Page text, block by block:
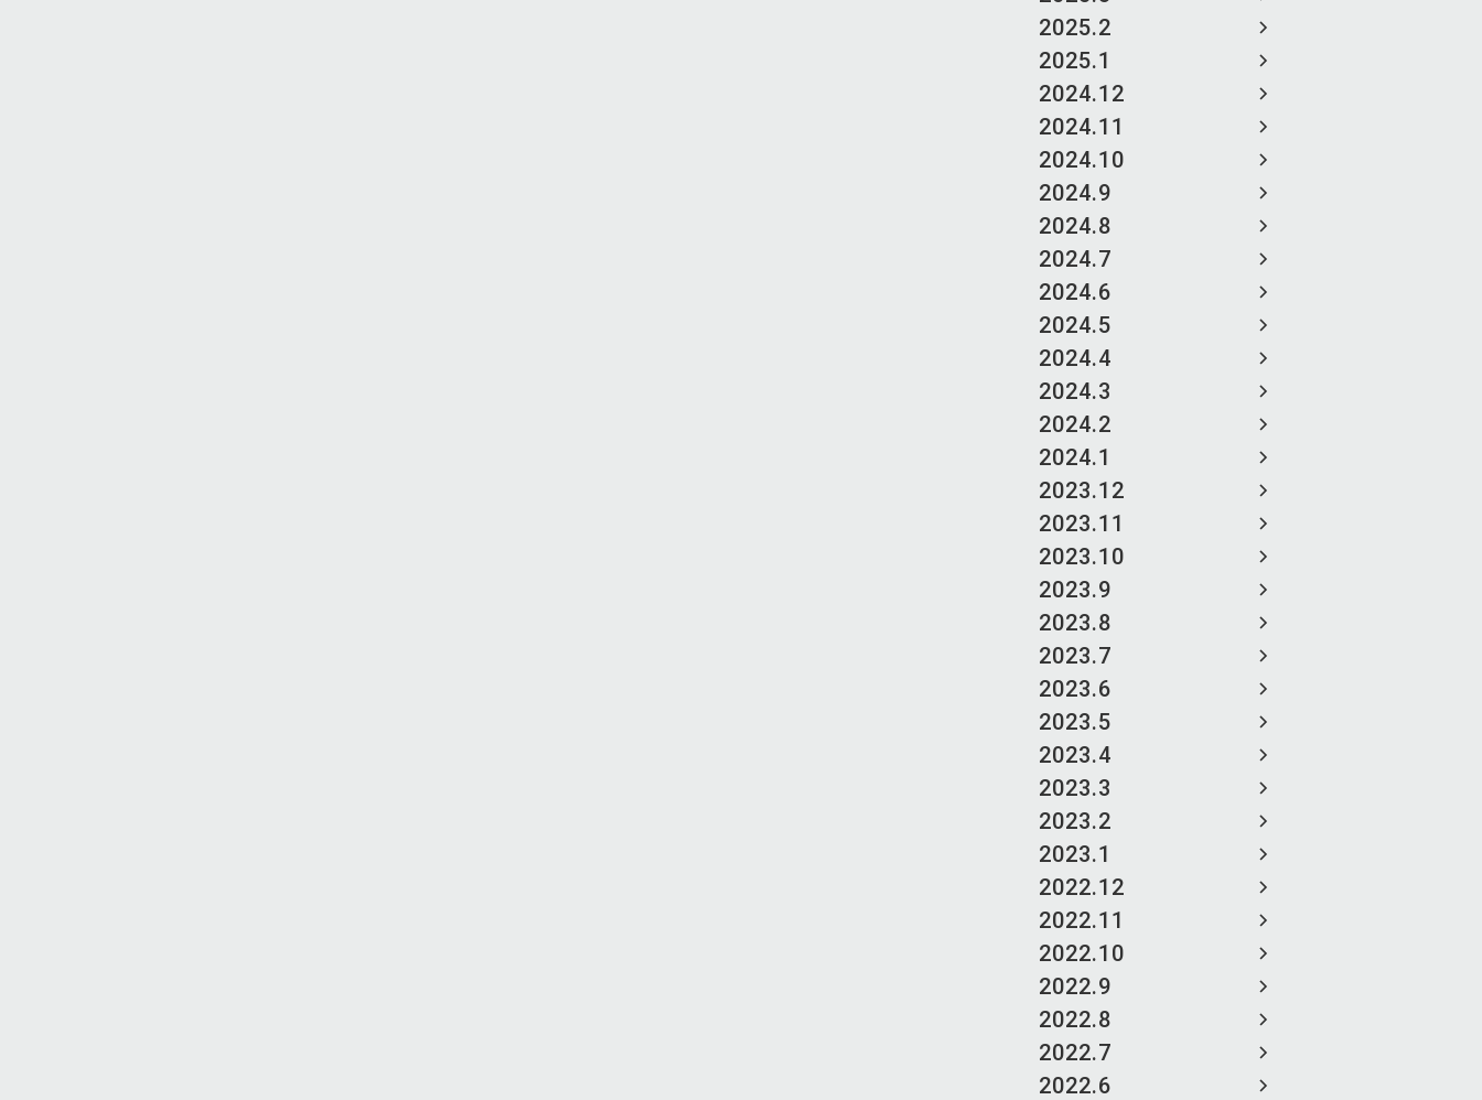
2025.2
2025.1
2024.12
2024.11
2024.10
2024.9
2024.8
2024.7
2024.6
2024.5
2024.4
2024.3
2024.2
2024.1
2023.12
2023.11
2023.10
2023.9
2023.8
2023.7
2023.6
2023.5
2023.4
2023.3
2023.2
2023.1
2022.12
2022.11
2022.10
2022.9
2022.8
2022.7
2022.6